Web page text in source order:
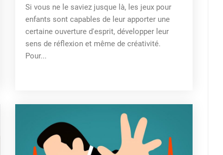
Si vous ne le saviez jusque là, les jeux pour
enfants sont capables de leur apporter une
certaine ouverture d'esprit, développer leur
sens de réflexion et même de créativité.
Pour...